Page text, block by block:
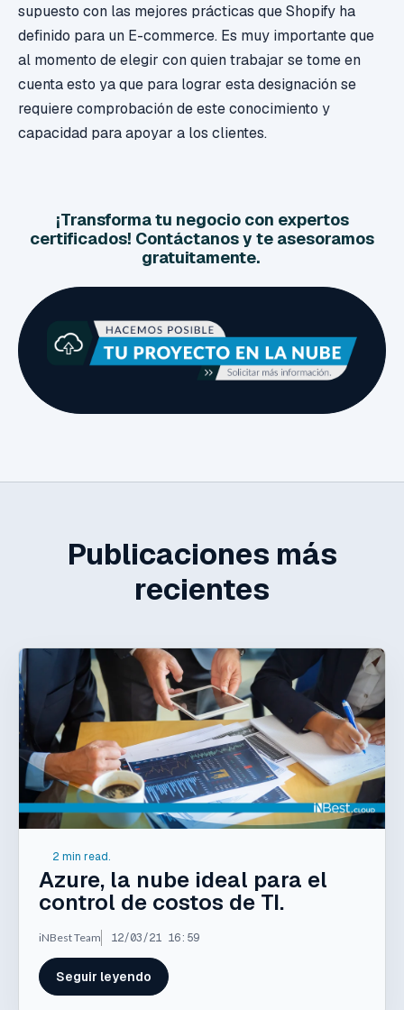
supuesto con las mejores prácticas que Shopify ha
definido para un E-commerce. Es muy importante que
al momento de elegir con quien trabajar se tome en
cuenta esto ya que para lograr esta designación se
requiere comprobación de este conocimiento y
capacidad para apoyar a los clientes.
¡Transforma tu negocio con expertos
certificados! Contáctanos y te asesoramos
gratuitamente.
Publicaciones más
recientes
2 min read.
Azure, la nube ideal para el
control de costos de TI.
iNBest Team 12/03/21 16:59
Seguir leyendo